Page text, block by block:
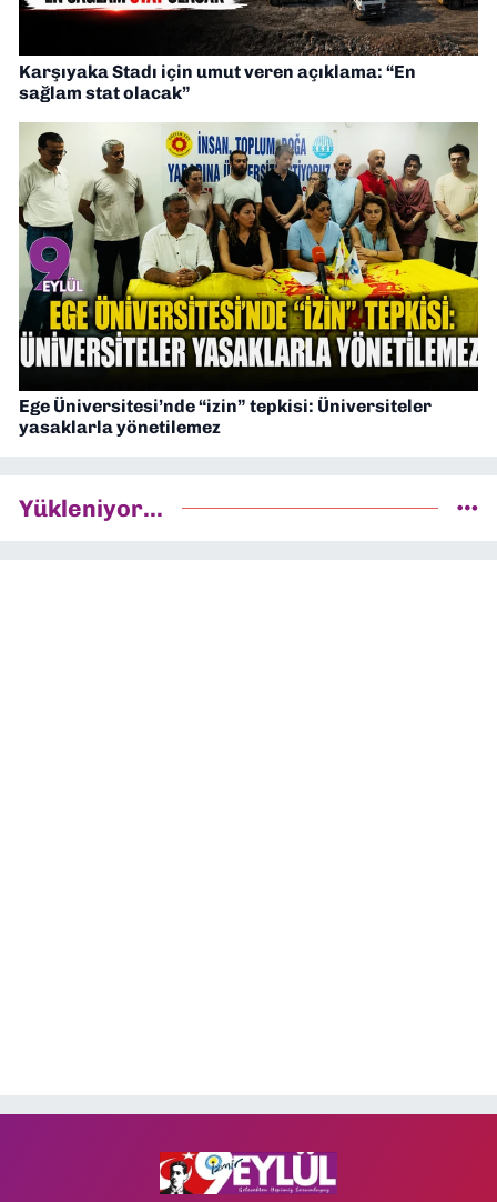
Karşıyaka Stadı için umut veren açıklama: “En
sağlam stat olacak”
Ege Üniversitesi’nde “izin” tepkisi: Üniversiteler
yasaklarla yönetilemez
Yükleniyor...